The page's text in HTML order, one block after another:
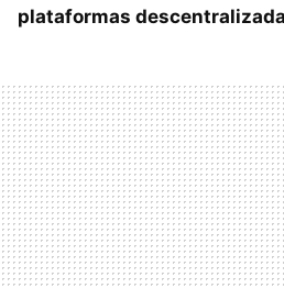
plataformas